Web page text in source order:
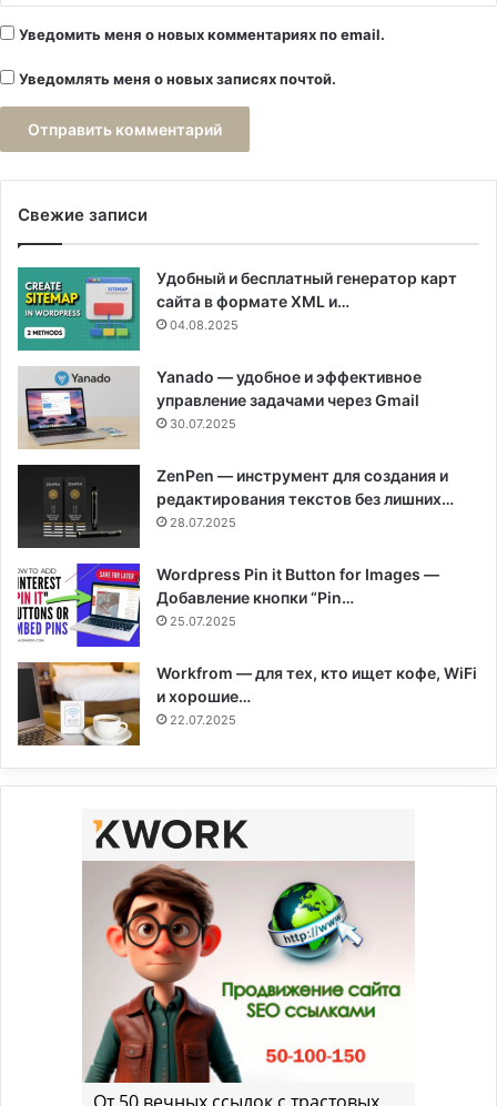
Уведомить меня о новых комментариях по email.
Уведомлять меня о новых записях почтой.
Свежие записи
Удобный и бесплатный генератор карт
сайта в формате XML и…
04.08.2025
Yanado — удобное и эффективное
управление задачами через Gmail
30.07.2025
ZenPen — инструмент для создания и
редактирования текстов без лишних…
28.07.2025
Wordpress Pin it Button for Images —
Добавление кнопки “Pin…
25.07.2025
Workfrom — для тех, кто ищет кофе, WiFi
и хорошие…
22.07.2025